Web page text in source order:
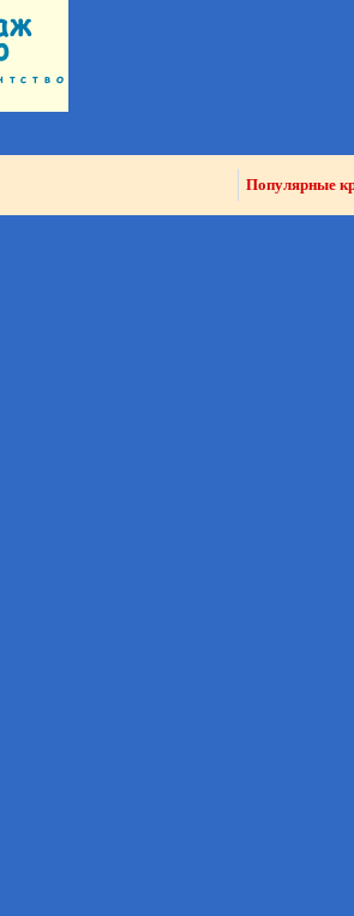
Популярные